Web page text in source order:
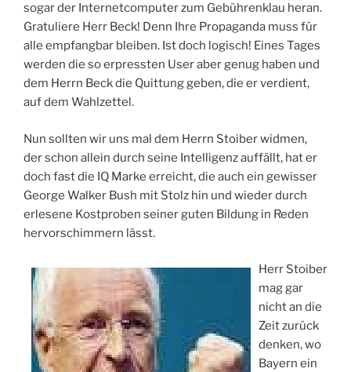
sogar der Internetcomputer zum Gebührenklau heran.
Gratuliere Herr Beck! Denn Ihre Propaganda muss für
alle empfangbar bleiben. Ist doch logisch! Eines Tages
werden die so erpressten User aber genug haben und
dem Herrn Beck die Quittung geben, die er verdient,
auf dem Wahlzettel.
Nun sollten wir uns mal dem Herrn Stoiber widmen,
der schon allein durch seine Intelligenz auffällt, hat er
doch fast die IQ Marke erreicht, die auch ein gewisser
George Walker Bush mit Stolz hin und wieder durch
erlesene Kostproben seiner guten Bildung in Reden
hervorschimmern lässt.
Herr Stoiber
mag gar
nicht an die
Zeit zurück
denken, wo
Bayern ein